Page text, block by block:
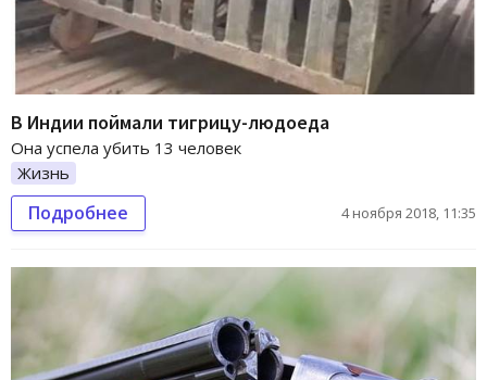
В Индии поймали тигрицу-людоеда
Она успела убить 13 человек
Жизнь
Подробнее 4 ноября 2018, 11:35